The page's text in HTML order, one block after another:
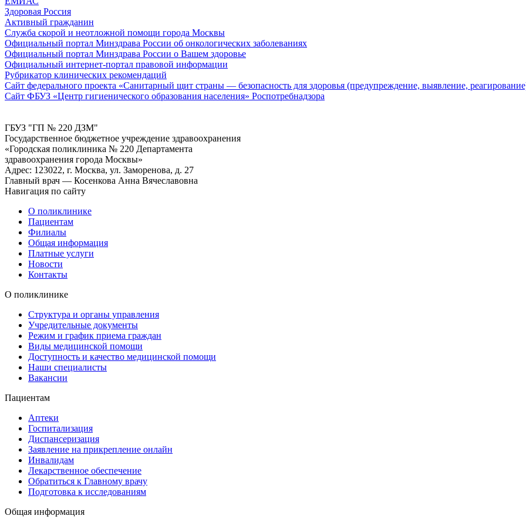
Здоровая Россия
Активный гражданин
Служба скорой и неотложной помощи города Москвы
Официальный портал Минздрава России об онкологических заболеваниях
Официальный портал Минздрава России о Вашем здоровье
Официальный интернет-портал правовой информации
Рубрикатор клинических рекомендаций
Сайт федерального проекта «Санитарный щит страны — безопасность для здоровья (предупреждение, выявление,
Сайт ФБУЗ «Центр гигиенического образования населения» Роспотребнадзора
ГБУЗ "ГП № 220 ДЗМ"
Государственное бюджетное учреждение здравоохранения
«Городская поликлиника № 220 Департамента
здравоохранения города Москвы»
Адрес: 123022, г. Москва, ул. Заморенова, д. 27
Главный врач — Косенкова Анна Вячеславовна
Навигация по сайту
О поликлинике
Пациентам
Филиалы
Общая информация
Платные услуги
Новости
Контакты
О поликлинике
Структура и органы управления
Учредительные документы
Режим и график приема граждан
Виды медицинской помощи
Доступность и качество медицинской помощи
Наши специалисты
Вакансии
Пациентам
Аптеки
Госпитализация
Диспансеризация
Заявление на прикрепление онлайн
Инвалидам
Лекарственное обеспечение
Обратиться к Главному врачу
Подготовка к исследованиям
Общая информация